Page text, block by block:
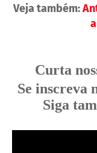
Veja também:
Curta
Se inscreva
Siga